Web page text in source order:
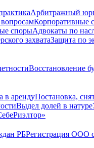
Арбитражный
Корпоративные
спорыАдвокаты по
захватаЗащита по
Восстановление
в арендуПостановка,
Выдел долей в натуре
РБРегистрация ООО